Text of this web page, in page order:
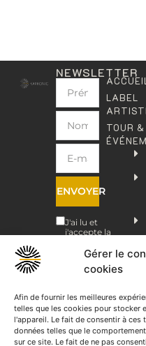
Gérer le
cookies
Afin de fournir les meilleures
telles que les cookies pour stocker
l'appareil. Le fait de consentir à
données telles que le
sur ce site. Le fait de ne pas
NEWSLETTER
ENVOYER
J'ai lu et
j'accepte la
confidentialité
LABEL
TOUR &
ÉDITION